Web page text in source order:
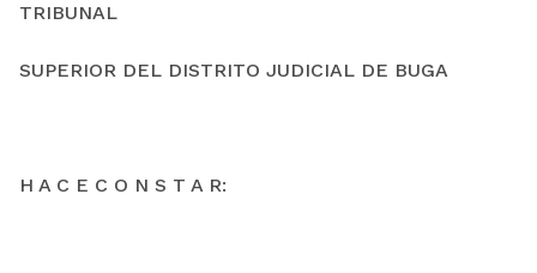
TRIBUNAL
SUPERIOR DEL DISTRITO JUDICIAL DE BUGA
H A C E C O N S T A R: